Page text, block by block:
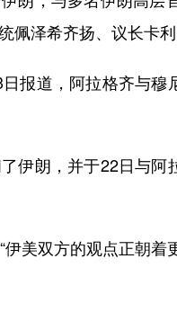
佩泽希齐扬、议长卡
道，阿拉格齐与穆
朗，并于22日与阿
双方的观点正朝着